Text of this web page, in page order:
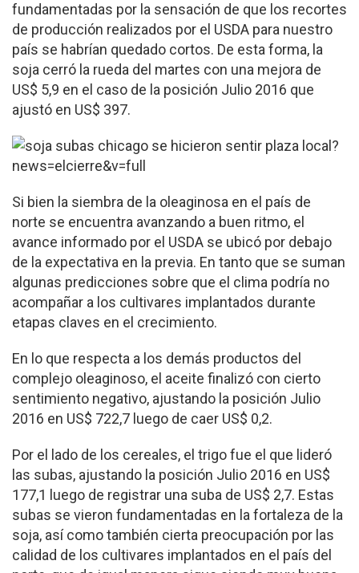
fundamentadas por la sensación de que los recortes
de producción realizados por el USDA para nuestro
país se habrían quedado cortos. De esta forma, la
soja cerró la rueda del martes con una mejora de
US$ 5,9 en el caso de la posición Julio 2016 que
ajustó en US$ 397.
Si bien la siembra de la oleaginosa en el país de
norte se encuentra avanzando a buen ritmo, el
avance informado por el USDA se ubicó por debajo
de la expectativa en la previa. En tanto que se suman
algunas predicciones sobre que el clima podría no
acompañar a los cultivares implantados durante
etapas claves en el crecimiento.
En lo que respecta a los demás productos del
complejo oleaginoso, el aceite finalizó con cierto
sentimiento negativo, ajustando la posición Julio
2016 en US$ 722,7 luego de caer US$ 0,2.
Por el lado de los cereales, el trigo fue el que lideró
las subas, ajustando la posición Julio 2016 en US$
177,1 luego de registrar una suba de US$ 2,7. Estas
subas se vieron fundamentadas en la fortaleza de la
soja, así como también cierta preocupación por las
calidad de los cultivares implantados en el país del